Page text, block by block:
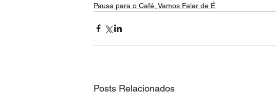
Pausa para o Café, Vamos Falar de É
Posts Relacionados